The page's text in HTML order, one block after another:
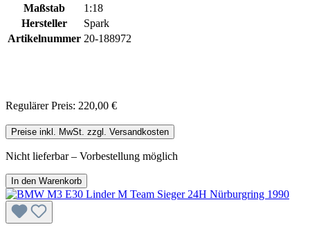
Maßstab
1:18
Hersteller
Spark
Artikelnummer 20-188972
Regulärer Preis: 220,00 €
Preise inkl. MwSt. zzgl. Versandkosten
Nicht lieferbar – Vorbestellung möglich
In den Warenkorb